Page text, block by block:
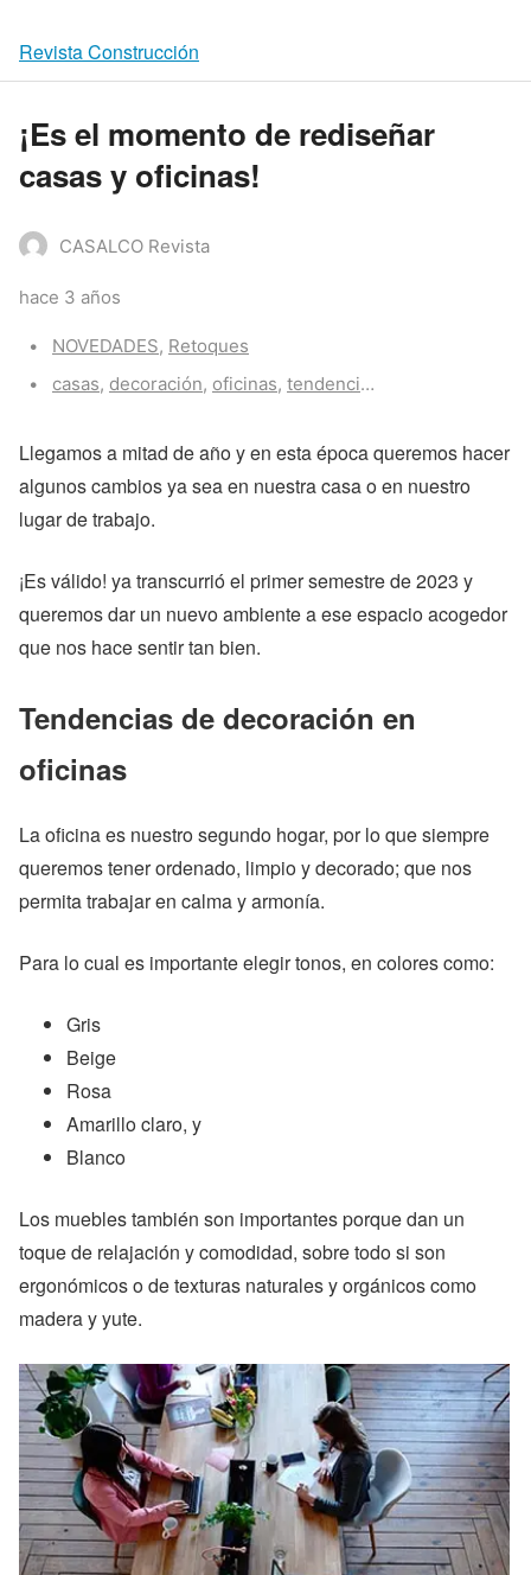
Revista Construcción
¡Es el momento de rediseñar
casas y oficinas!
CASALCO Revista
hace 3 años
Categories:
NOVEDADES, Retoques
Tags:
casas, decoración, oficinas, tendencias
Llegamos a mitad de año y en esta época queremos hacer
algunos cambios ya sea en nuestra casa o en nuestro
lugar de trabajo.
¡Es válido! ya transcurrió el primer semestre de 2023 y
queremos dar un nuevo ambiente a ese espacio acogedor
que nos hace sentir tan bien.
Tendencias de decoración en
oficinas
La oficina es nuestro segundo hogar, por lo que siempre
queremos tener ordenado, limpio y decorado; que nos
permita trabajar en calma y armonía.
Para lo cual es importante elegir tonos, en colores como:
Gris
Beige
Rosa
Amarillo claro, y
Blanco
Los muebles también son importantes porque dan un
toque de relajación y comodidad, sobre todo si son
ergonómicos o de texturas naturales y orgánicos como
madera y yute.